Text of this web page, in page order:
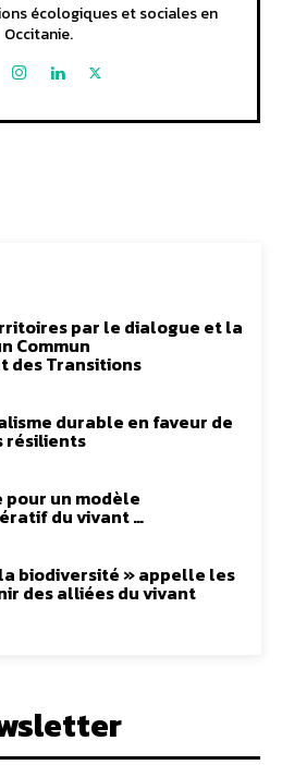
écologiques et sociales en
Occitanie.
par le dialogue et la
Commun
des Transitions
durable en faveur de
résilients
pour un modèle
du vivant …
la biodiversité » appelle les
des alliées du vivant